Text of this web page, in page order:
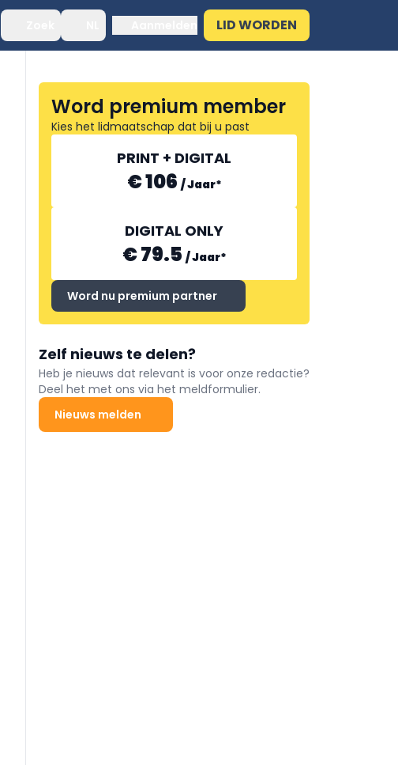
LID WORDEN
Word premium member
Kies het lidmaatschap dat bij u past
PRINT + DIGITAL
€ 106 /Jaar*
DIGITAL ONLY
€ 79.5 /Jaar*
Word nu premium partner
Zelf nieuws te delen?
Heb je nieuws dat relevant is voor onze redactie?
Deel het met ons via het meldformulier.
Nieuws melden